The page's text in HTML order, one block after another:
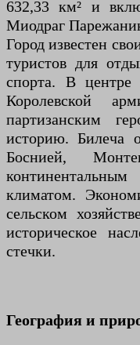
632,33 км² и
Миодраг
Город известен
туристов для
спорта. В
Королевской
партизанским
историю. Билеча
Боснией,
климатом.
сельском
историческое
стечки.
География и